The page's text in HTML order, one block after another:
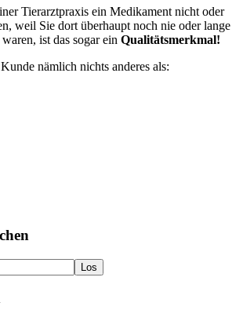
Tierarztpraxis ein Medikament nicht oder
weil Sie dort überhaupt noch nie oder lange
ist das sogar ein Qualitätsmerkmal!
nämlich nichts anderes als: